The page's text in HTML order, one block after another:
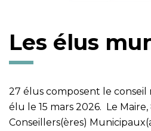
Les élus
27 élus composent le
élu le 15 mars 2026. Le
Conseillers(ères)